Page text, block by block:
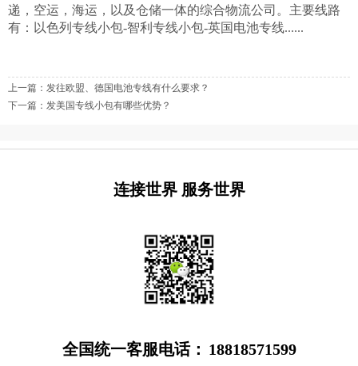
递，空运，海运，以及仓储一体的综合物流公司。主要线路
有： 以色列专线小包-智利专线小包-英国电池专线......
上一篇： 发往欧盟、德国电池专线有什么要求？
下一篇： 发美国专线小包有哪些优势？
连接世界 服务世界
全国统一客服电话： 18818571599